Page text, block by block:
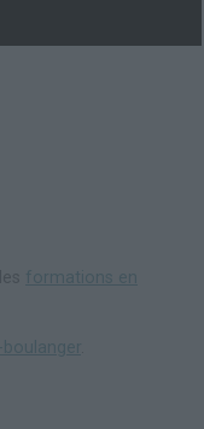
formations en